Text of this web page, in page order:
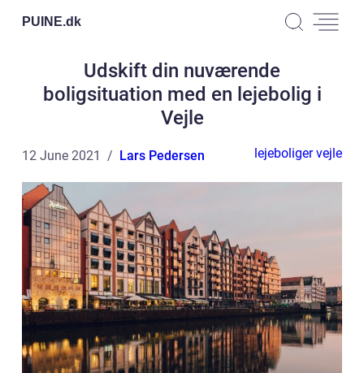
PUINE.dk
Udskift din nuværende
boligsituation med en lejebolig i
Vejle
12 June 2021 Lars Pedersen lejeboliger vejle